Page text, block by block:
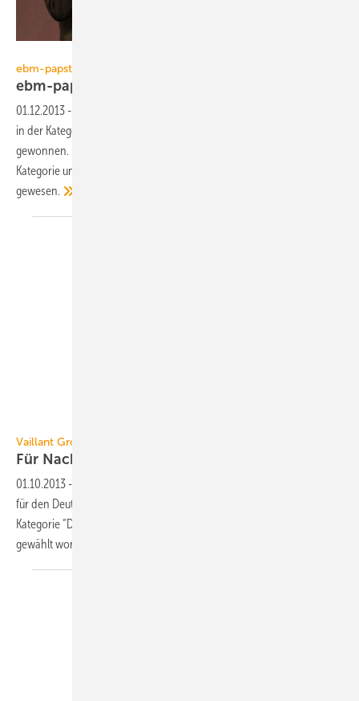
ebm-papst
ebm-papst ist nachhaltigstes
01.12.2013 -
in der Kategorie “Deutschlands nachhaltigste Unternehmen“
gewonnen. Der Ventilatoren- und Motorenbauer war in dieser
Kategorie und für den Sonderpreis “Ressourceneffizienz“ nominiert
gewesen.
Vaillant Group
Für Nachhaltigkeitspreis 2013
01.10.2013 -
für den Deutschen Nachhaltigkeitspreise 2013 unter die Top 3 in der
Kategorie “Deutschlands nachhaltigste Zukunftsstrategien (Konzern)“
gewähltworden.